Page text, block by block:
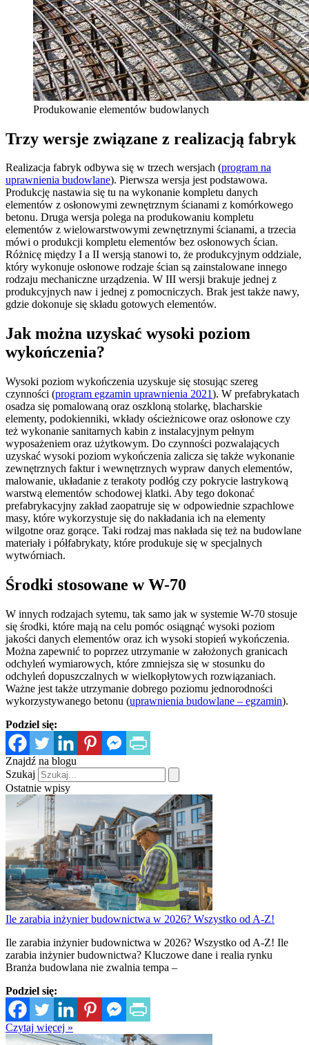
Produkowanie elementów budowlanych
Trzy wersje związane z realizacją fabryk
Realizacja fabryk odbywa się w trzech wersjach (program na
uprawnienia budowlane). Pierwsza wersja jest podstawowa.
Produkcję nastawia się tu na wykonanie kompletu danych
elementów z osłonowymi zewnętrznym ścianami z komórkowego
betonu. Druga wersja polega na produkowaniu kompletu
elementów z wielowarstwowymi zewnętrznymi ścianami, a trzecia
mówi o produkcji kompletu elementów bez osłonowych ścian.
Różnicę między I a II wersją stanowi to, że produkcyjnym oddziale,
który wykonuje osłonowe rodzaje ścian są zainstalowane innego
rodzaju mechaniczne urządzenia. W III wersji brakuje jednej z
produkcyjnych naw i jednej z pomocniczych. Brak jest także nawy,
gdzie dokonuje się składu gotowych elementów.
Jak można uzyskać wysoki poziom
wykończenia?
Wysoki poziom wykończenia uzyskuje się stosując szereg
czynności (program egzamin uprawnienia 2021). W prefabrykatach
osadza się pomalowaną oraz oszkloną stolarkę, blacharskie
elementy, podokienniki, wkłady ościeżnicowe oraz osłonowe czy
też wykonanie sanitarnych kabin z instalacyjnym pełnym
wyposażeniem oraz użytkowym. Do czynności pozwalających
uzyskać wysoki poziom wykończenia zalicza się także wykonanie
zewnętrznych faktur i wewnętrznych wypraw danych elementów,
malowanie, układanie z terakoty podłóg czy pokrycie lastrykową
warstwą elementów schodowej klatki. Aby tego dokonać
prefabrykacyjny zakład zaopatruje się w odpowiednie szpachlowe
masy, które wykorzystuje się do nakładania ich na elementy
wilgotne oraz gorące. Taki rodzaj mas nakłada się też na budowlane
materiały i półfabrykaty, które produkuje się w specjalnych
wytwórniach.
Środki stosowane w W-70
W innych rodzajach sytemu, tak samo jak w systemie W-70 stosuje
się środki, które mają na celu pomóc osiągnąć wysoki poziom
jakości danych elementów oraz ich wysoki stopień wykończenia.
Można zapewnić to poprzez utrzymanie w założonych granicach
odchyleń wymiarowych, które zmniejsza się w stosunku do
odchyleń dopuszczalnych w wielkopłytowych rozwiązaniach.
Ważne jest także utrzymanie dobrego poziomu jednorodności
wykorzystywanego betonu (uprawnienia budowlane – egzamin).
Podziel się:
Znajdź na blogu
Szukaj
Ostatnie wpisy
Ile zarabia inżynier budownictwa w 2026? Wszystko od A-Z!
Ile zarabia inżynier budownictwa w 2026? Wszystko od A-Z! Ile
zarabia inżynier budownictwa? Kluczowe dane i realia rynku
Branża budowlana nie zwalnia tempa –
Podziel się:
Czytaj więcej »